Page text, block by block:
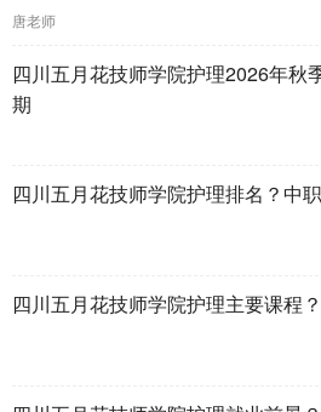
唐老师
四川五月花技师学院护理2026年秋
期
四川五月花技师学院护理排名？中
四川五月花技师学院护理主要课程